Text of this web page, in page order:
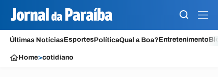
Últimas NotíciasEsportesPolíticaQual a Boa?Entretenimento
Home>cotidiano